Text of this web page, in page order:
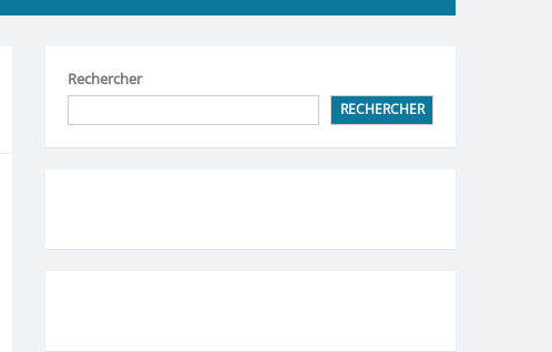
Rechercher
RECHERCHER